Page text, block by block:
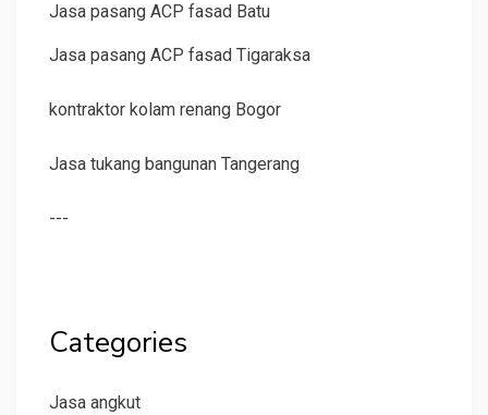
Jasa pasang ACP fasad Batu
Jasa pasang ACP fasad Tigaraksa
kontraktor kolam renang Bogor
Jasa tukang bangunan Tangerang
---
Categories
Jasa angkut